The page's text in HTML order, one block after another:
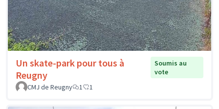
Un skate-park pour tous à
Reugny
Soumis au
vote
CMJ de Reugny
1 1